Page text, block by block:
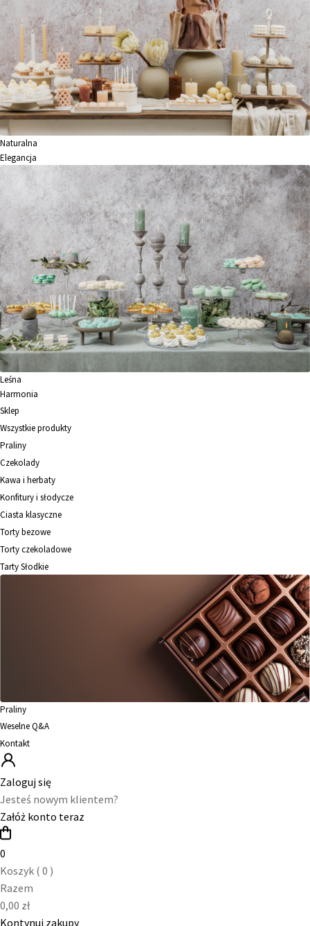
Naturalna
Elegancja
Leśna
Harmonia
Sklep
Wszystkie produkty
Praliny
Czekolady
Kawa i herbaty
Konfitury i słodycze
Ciasta klasyczne
Torty bezowe
Torty czekoladowe
Tarty Słodkie
Praliny
Weselne Q&A
Kontakt
Zaloguj się
Jesteś nowym klientem?
Załóż konto teraz
0
Koszyk ( 0 )
Razem
0,00 zł
Kontynuj zakupy